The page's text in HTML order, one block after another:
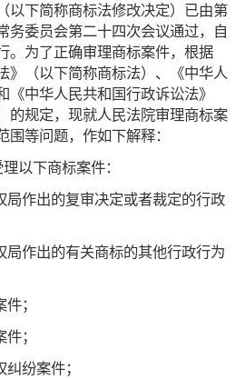
以下简称商标法修改决定）已由第
务委员会第二十四次会议通过，自
。为了正确审理商标案件，根据
》（以下简称商标法）、《中华人
《中华人民共和国行政诉讼法》
的规定，现就人民法院审理商标案
等问题，作如下解释：
以下商标案件：
局作出的复审决定或者裁定的行政
局作出的有关商标的其他行政行为
；
；
纷案件；